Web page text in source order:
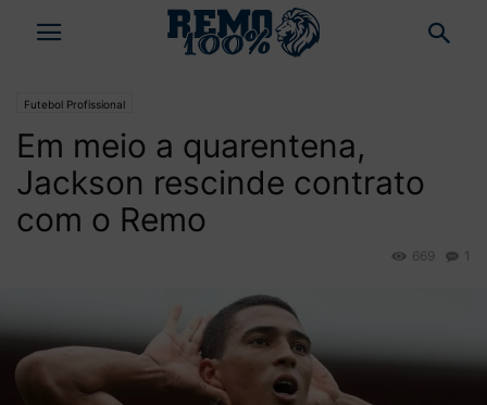
Futebol Profissional
Em meio a quarentena,
Jackson rescinde contrato
com o Remo
1
669